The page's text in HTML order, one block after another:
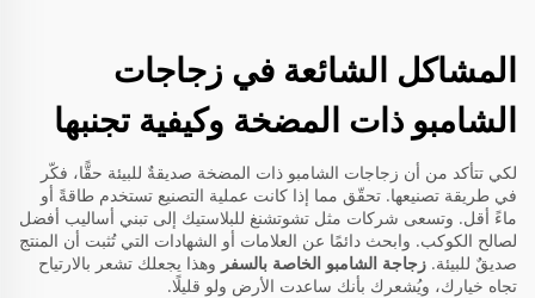
المشاكل الشائعة في زجاجات
الشامبو ذات المضخة وكيفية تجنبها
لكي تتأكد من أن زجاجات الشامبو ذات المضخة صديقةٌ للبيئة حقًّا، فكّر
في طريقة تصنيعها. تحقّق مما إذا كانت عملية التصنيع تستخدم طاقةً أو
ماءً أقل. وتسعى شركات مثل تشوتشنغ للبلاستيك إلى تبني أساليب أفضل
لصالح الكوكب. وابحث دائمًا عن العلامات أو الشهادات التي تُثبت أن المنتج
صديقٌ للبيئة. زجاجة الشامبو الخاصة بالسفر وهذا يجعلك تشعر بالارتياح
تجاه خيارك، ويُشعرك بأنك ساعدت الأرض ولو قليلًا.